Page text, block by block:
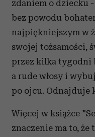
zdaniem o dziecku
bez powodu
najpiękniejszym w
swojej tożsamości,
przez kilka tygodni
a rude włosy i
po ojcu. Odnajduje
Więcej w książce
znaczenie ma to, że